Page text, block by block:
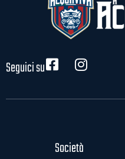
Seguici su
Società